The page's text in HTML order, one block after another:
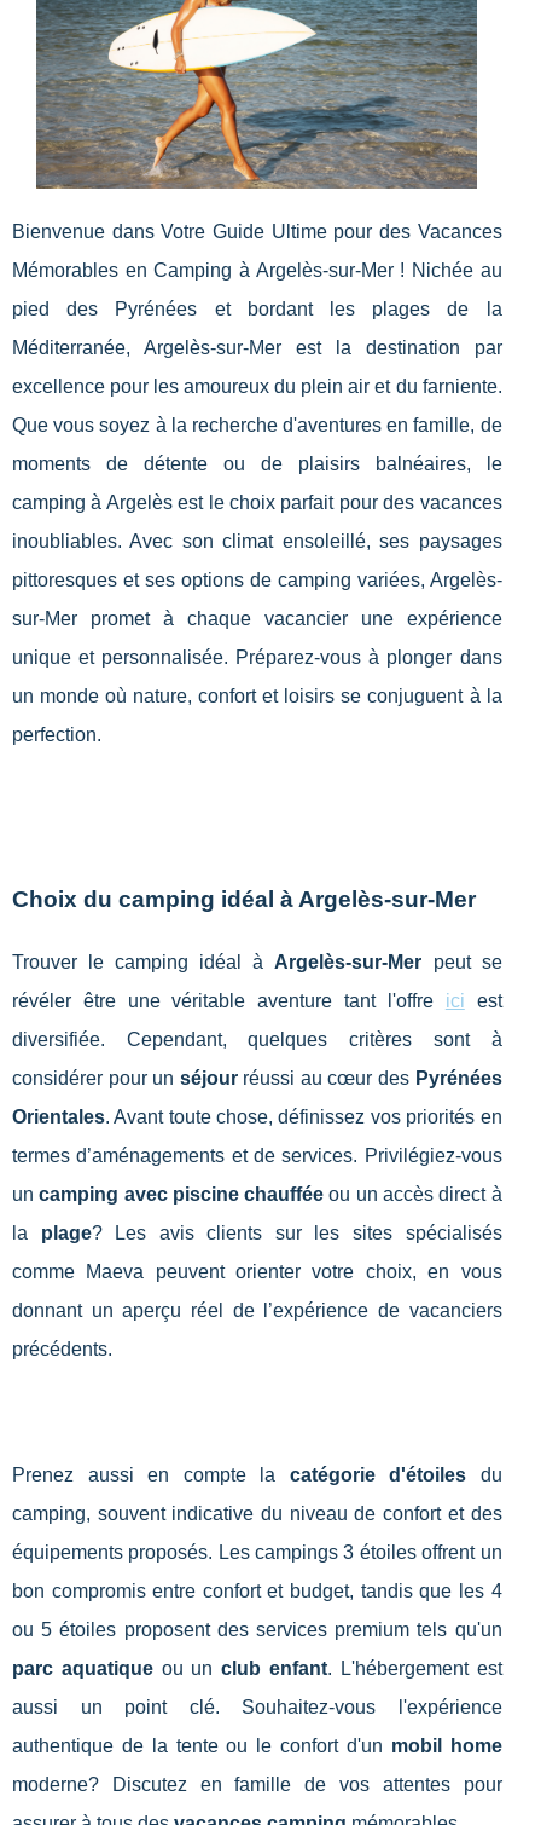
Bienvenue dans Votre Guide Ultime pour des Vacances
Mémorables en Camping à Argelès-sur-Mer ! Nichée au
pied des Pyrénées et bordant les plages de la
Méditerranée, Argelès-sur-Mer est la destination par
excellence pour les amoureux du plein air et du farniente.
Que vous soyez à la recherche d'aventures en famille, de
moments de détente ou de plaisirs balnéaires, le
camping à Argelès est le choix parfait pour des vacances
inoubliables. Avec son climat ensoleillé, ses paysages
pittoresques et ses options de camping variées, Argelès-
sur-Mer promet à chaque vacancier une expérience
unique et personnalisée. Préparez-vous à plonger dans
un monde où nature, confort et loisirs se conjuguent à la
perfection.
Choix du camping idéal à Argelès-sur-Mer
Trouver le camping idéal à Argelès-sur-Mer peut se
révéler être une véritable aventure tant l'offre ici est
diversifiée. Cependant, quelques critères sont à
considérer pour un séjourréussi au cœur des Pyrénées
Orientales. Avant toute chose, définissez vos priorités en
termes d’aménagements et de services. Privilégiez-vous
uncamping avec piscine chauffée ou un accès direct à
la plage? Les avis clients sur les sites spécialisés
comme Maeva peuvent orienter votre choix, en vous
donnant un aperçu réel de l’expérience de vacanciers
précédents.
Prenez aussi en compte la catégorie d'étoiles du
camping, souvent indicative du niveau de confort et des
équipements proposés. Les campings 3 étoiles offrent un
bon compromis entre confort et budget, tandis que les 4
ou 5 étoiles proposent des services premium tels qu'un
parc aquatiqueou unclub enfant. L'hébergement est
aussi un point clé. Souhaitez-vous l'expérience
authentique de la tente ou le confort d'un mobil home
moderne? Discutez en famille de vos attentes pour